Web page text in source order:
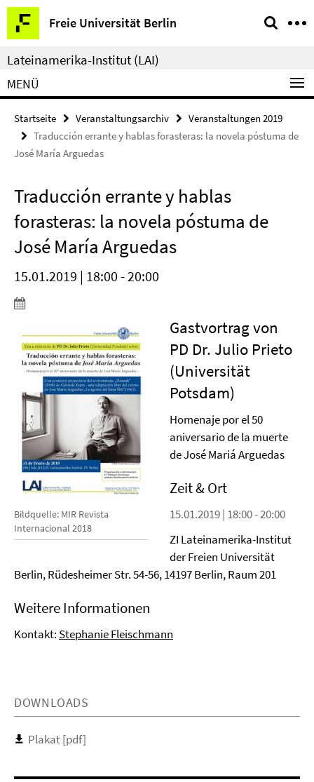
Springe
direkt
zu
Inhalt
Freie Universität Berlin
Service-
Navigation
Lateinamerika-Institut (LAI)
MENÜ
Startseite Veranstaltungsarchiv
Veranstaltungen 2019
Traducción errante y hablas forasteras: la novela póstuma de
José María Arguedas
Traducción errante y hablas
forasteras: la novela póstuma de
José María Arguedas
15.01.2019 | 18:00 - 20:00
Bildquelle: MIR Revista
Internacional 2018
Gastvortrag von
PD Dr. Julio Prieto
(Universität
Potsdam)
Homenaje por el 50
aniversario de la muerte
de José Mariá Arguedas
Zeit & Ort
15.01.2019 | 18:00 - 20:00
ZI Lateinamerika-Institut
der Freien Universität
Berlin, Rüdesheimer Str. 54-56, 14197 Berlin, Raum 201
Weitere Informationen
Kontakt: Stephanie Fleischmann
DOWNLOADS
Plakat [pdf]